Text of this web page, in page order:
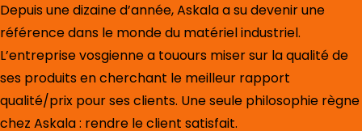
Depuis une dizaine d’année, Askala a su devenir une
référence dans le monde du matériel industriel.
L’entreprise vosgienne a touours miser sur la qualité de
ses produits en cherchant le meilleur rapport
qualité/prix pour ses clients. Une seule philosophie règne
chez Askala : rendre le client satisfait.